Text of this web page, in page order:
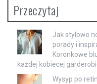
Przeczytaj
Jak stylowo
porady i
Koronkowe
każdej kobiecej
Wysyp po